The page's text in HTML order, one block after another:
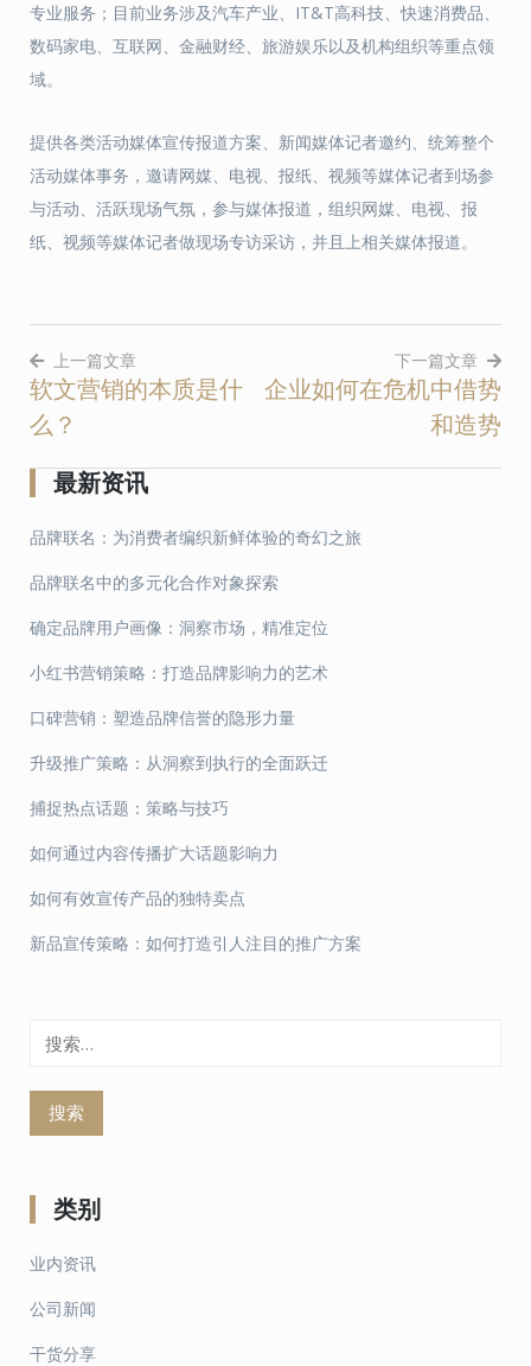
专业服务；目前业务涉及汽车产业、IT&T高科技、快速消费品、
数码家电、互联网、金融财经、旅游娱乐以及机构组织等重点领
域。
提供各类活动媒体宣传报道方案、新闻媒体记者邀约、统筹整个
活动媒体事务，邀请网媒、电视、报纸、视频等媒体记者到场参
与活动、活跃现场气氛，参与媒体报道，组织网媒、电视、报
纸、视频等媒体记者做现场专访采访，并且上相关媒体报道。
文
章
导
航
上一篇文章
软文营销的本质是什
么？
下一篇文章
企业如何在危机中借势
和造势
最新资讯
品牌联名：为消费者编织新鲜体验的奇幻之旅
品牌联名中的多元化合作对象探索
确定品牌用户画像：洞察市场，精准定位
小红书营销策略：打造品牌影响力的艺术
口碑营销：塑造品牌信誉的隐形力量
升级推广策略：从洞察到执行的全面跃迁
捕捉热点话题：策略与技巧
如何通过内容传播扩大话题影响力
如何有效宣传产品的独特卖点
新品宣传策略：如何打造引人注目的推广方案
类别
业内资讯
公司新闻
干货分享